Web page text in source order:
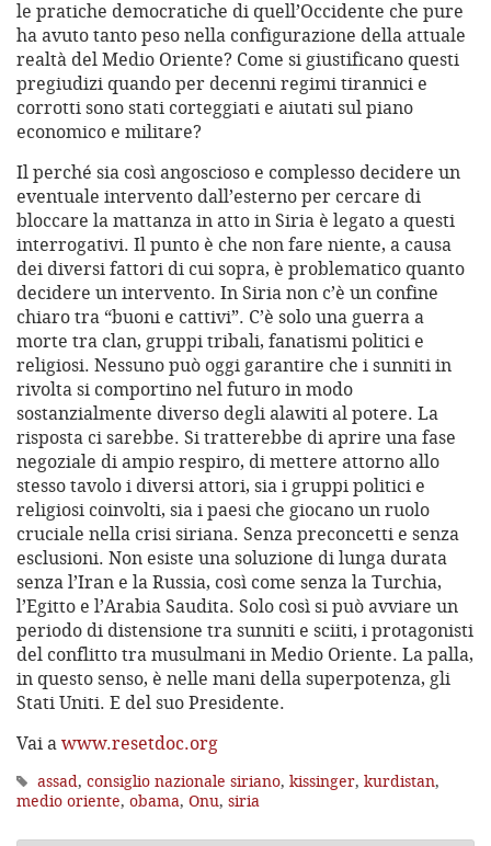
le pratiche democratiche di quell’Occidente che pure
ha avuto tanto peso nella configurazione della attuale
realtà del Medio Oriente? Come si giustificano questi
pregiudizi quando per decenni regimi tirannici e
corrotti sono stati corteggiati e aiutati sul piano
economico e militare?
Il perché sia così angoscioso e complesso decidere un
eventuale intervento dall’esterno per cercare di
bloccare la mattanza in atto in Siria è legato a questi
interrogativi. Il punto è che non fare niente, a causa
dei diversi fattori di cui sopra, è problematico quanto
decidere un intervento. In Siria non c’è un confine
chiaro tra “buoni e cattivi”. C’è solo una guerra a
morte tra clan, gruppi tribali, fanatismi politici e
religiosi. Nessuno può oggi garantire che i sunniti in
rivolta si comportino nel futuro in modo
sostanzialmente diverso degli alawiti al potere. La
risposta ci sarebbe. Si tratterebbe di aprire una fase
negoziale di ampio respiro, di mettere attorno allo
stesso tavolo i diversi attori, sia i gruppi politici e
religiosi coinvolti, sia i paesi che giocano un ruolo
cruciale nella crisi siriana. Senza preconcetti e senza
esclusioni. Non esiste una soluzione di lunga durata
senza l’Iran e la Russia, così come senza la Turchia,
l’Egitto e l’Arabia Saudita. Solo così si può avviare un
periodo di distensione tra sunniti e sciiti, i protagonisti
del conflitto tra musulmani in Medio Oriente. La palla,
in questo senso, è nelle mani della superpotenza, gli
Stati Uniti. E del suo Presidente.
Vai awww.resetdoc.org
assad, consiglio nazionale siriano, kissinger, kurdistan,
medio oriente, obama, Onu, siria